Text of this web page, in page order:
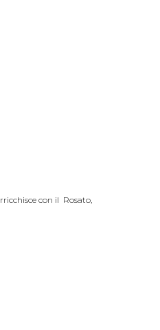
con il Rosato,